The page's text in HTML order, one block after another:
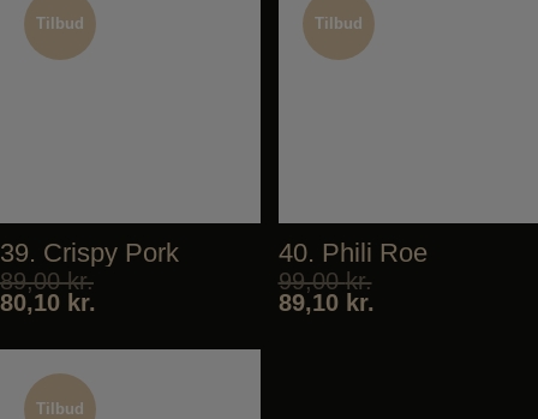
Tilbud
Tilbud
39. Crispy Pork
89,00kr.
80,10 kr.
Tilbud
Tilbud
40. Phili Roe
99,00kr.
89,10 kr.
Tilbud